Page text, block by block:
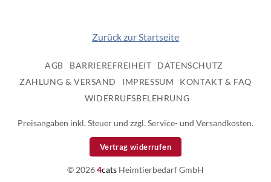
Zurück zur Startseite
AGB BARRIEREFREIHEIT
DATENSCHUTZ
ZAHLUNG & VERSAND
IMPRESSUM
KONTAKT & FAQ
WIDERRUFSBELEHRUNG
Preisangaben inkl. Steuer und zzgl. Service- und Versandkosten.
Vertrag widerrufen
© 20264cats Heimtierbedarf GmbH